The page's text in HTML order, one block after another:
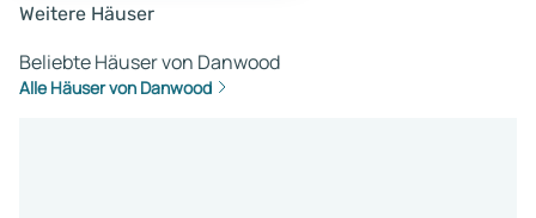
Weitere Häuser
Beliebte Häuser von Danwood
Alle Häuser von Danwood